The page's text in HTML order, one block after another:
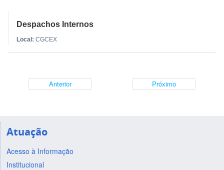
Despachos Internos
Local: CGCEX
Anterior Próximo
Atuação
Acesso à Informação
Institucional